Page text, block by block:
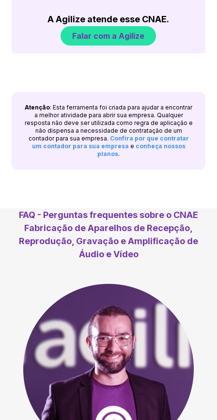
A Agilize atende esse CNAE.
Falar com a Agilize
Atenção: Esta ferramenta foi criada para ajudar a encontrar
a melhor atividade para abrir sua empresa. Qualquer
resposta não deve ser utilizada como regra de aplicação e
não dispensa a necessidade de contratação de um
contador para sua empresa. Confira por que contratar
um contador para sua empresa e conheça nossos
planos.
FAQ - Perguntas frequentes sobre o CNAE
Fabricação de Aparelhos de Recepção,
Reprodução, Gravação e Amplificação de
Áudio e Vídeo